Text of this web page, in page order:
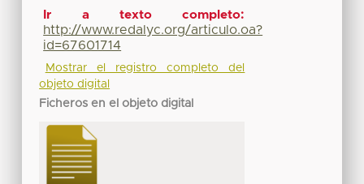
Ir a texto completo:
http://www.redalyc.org/articulo.oa?
id=67601714
Mostrar el registro completo del
objeto digital
Ficheros en el objeto digital